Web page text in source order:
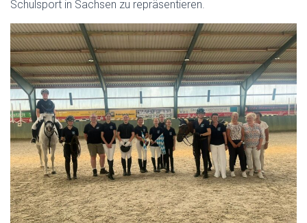
Schulsport in Sachsen zu repräsentieren.